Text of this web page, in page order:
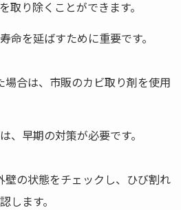
取り除くことができます。
命を延ばすために重要です。
場合は、市販のカビ取り剤を使用
、早期の対策が必要です。
壁の状態をチェックし、ひび割れ
します。